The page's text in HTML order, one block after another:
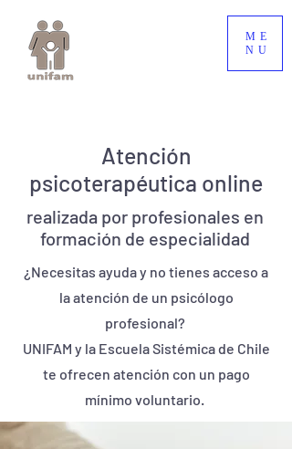
ME
NU
Atención
psicoterapéutica online
realizada por profesionales en
formación de especialidad
¿Necesitas ayuda y no tienes acceso a
la atención de un psicólogo
profesional?
UNIFAM y la Escuela Sistémica de Chile
te ofrecen atención con un pago
mínimo voluntario.